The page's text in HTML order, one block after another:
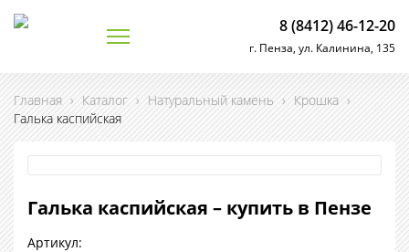
8 (8412) 46-12-20
г. Пенза, ул. Калинина, 135
Главная › Каталог › Натуральный камень › Крошка ›
Галька каспийская
Галька каспийская – купить в Пензе
Артикул: